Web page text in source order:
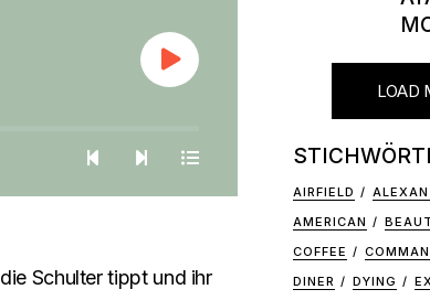
Schulter tippt und ihr
LOAD
AIRFIELD
AMERICAN
COFFEE
DINER
DYING